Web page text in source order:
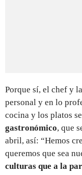
Porque sí, el chef y
personal y en lo
cocina y los platos
gastronómico, que
abril, así: “Hemos
queremos que sea
culturas que a la